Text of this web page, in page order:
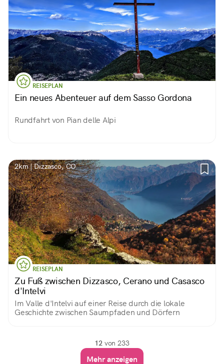
REISEPLAN
Ein neues Abenteuer auf dem Sasso Gordona
Rundfahrt von Pian delle Alpi
2km | Dizzasco, CO
REISEPLAN
Zu Fuß zwischen Dizzasco, Cerano und Casasco
d'Intelvi
Im Valle d'Intelvi auf einer Reise durch die lokale
Geschichte zwischen Saumpfaden und Dörfern
12von 233
Mehr anzeigen